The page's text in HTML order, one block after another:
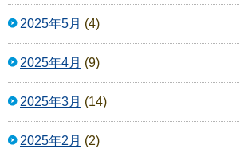
2025年5月 (4)
2025年4月 (9)
2025年3月 (14)
2025年2月 (2)